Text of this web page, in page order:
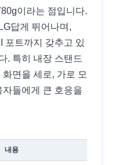
이라는 점입니다.
답게 뛰어나며,
포트까지 갖추고 있
. 특히 내장 스탠드
면을 세로, 가로 모
들에게 큰 호응을
내용